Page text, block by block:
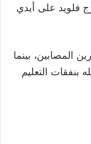
فلويد على أيدي
المصابين، بينما
التعليم